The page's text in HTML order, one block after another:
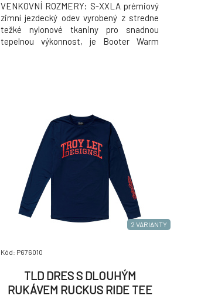
VENKOVNÍ ROZMERY: S-XXLA prémiový
zimní jezdecký odev vyrobený z stredne
težké nylonové tkaniny pro snadnou
tepelnou výkonnost, je Booter Warm
2 VARIANTY
Kód: P676010
TLD DRES S DLOUHÝM
RUKÁVEM RUCKUS RIDE TEE